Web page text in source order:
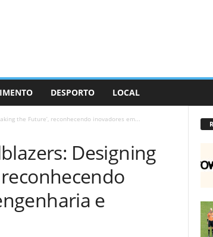
DESPORTO LOCAL
the Future’, reconhecendo inovadores em...
Designing
e